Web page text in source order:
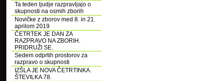
Ta teden ljudje razpravljajo o
skupnosti na osmih zborih
Novičke z zborov med 8. in 21.
aprilom 2019
ČETRTEK JE DAN ZA
RAZPRAVO NA ZBORIH.
PRIDRUŽI SE.
Sedem odprtih prostorov za
razpravo o skupnosti
IZŠLA JE NOVA ČETRTINKA.
ŠTEVILKA 78.